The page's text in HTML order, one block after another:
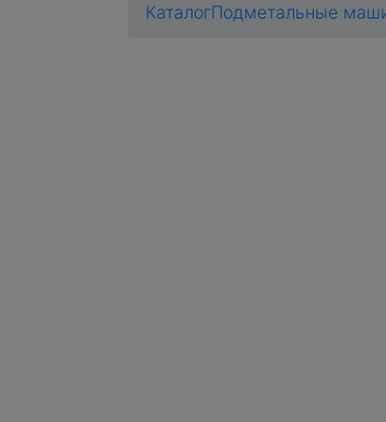
КаталогПодметальные